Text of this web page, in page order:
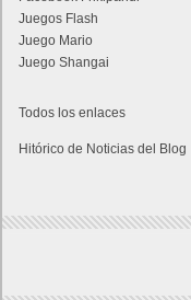
Juegos Flash
Juego Mario
Juego Shangai
Todos los enlaces
Hitórico de Noticias del Blog